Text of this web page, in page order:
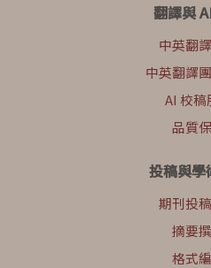
翻譯與
中英翻
中英翻譯
AI 校稿
品質
投稿與學
期刊投
摘要
格式